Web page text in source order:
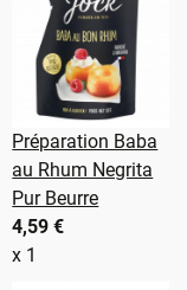
Préparation Baba
au Rhum Negrita
Pur Beurre
4,59 €
x 1